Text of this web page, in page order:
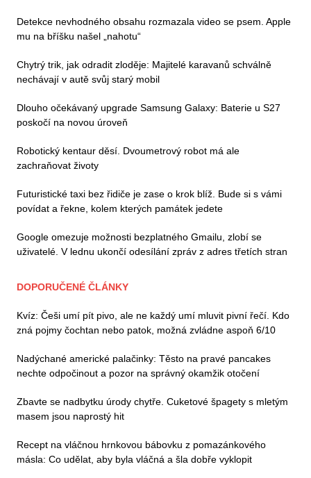
Detekce nevhodného obsahu rozmazala video se psem. Apple
mu na bříšku našel „nahotu“
Chytrý trik, jak odradit zloděje: Majitelé karavanů schválně
nechávají v autě svůj starý mobil
Dlouho očekávaný upgrade Samsung Galaxy: Baterie u S27
poskočí na novou úroveň
Robotický kentaur děsí. Dvoumetrový robot má ale
zachraňovat životy
Futuristické taxi bez řidiče je zase o krok blíž. Bude si s vámi
povídat a řekne, kolem kterých památek jedete
Google omezuje možnosti bezplatného Gmailu, zlobí se
uživatelé. V lednu ukončí odesílání zpráv z adres třetích stran
DOPORUČENÉ ČLÁNKY
Kvíz: Češi umí pít pivo, ale ne každý umí mluvit pivní řečí. Kdo
zná pojmy čochtan nebo patok, možná zvládne aspoň 6/10
Nadýchané americké palačinky: Těsto na pravé pancakes
nechte odpočinout a pozor na správný okamžik otočení
Zbavte se nadbytku úrody chytře. Cuketové špagety s mletým
masem jsou naprostý hit
Recept na vláčnou hrnkovou bábovku z pomazánkového
másla: Co udělat, aby byla vláčná a šla dobře vyklopit